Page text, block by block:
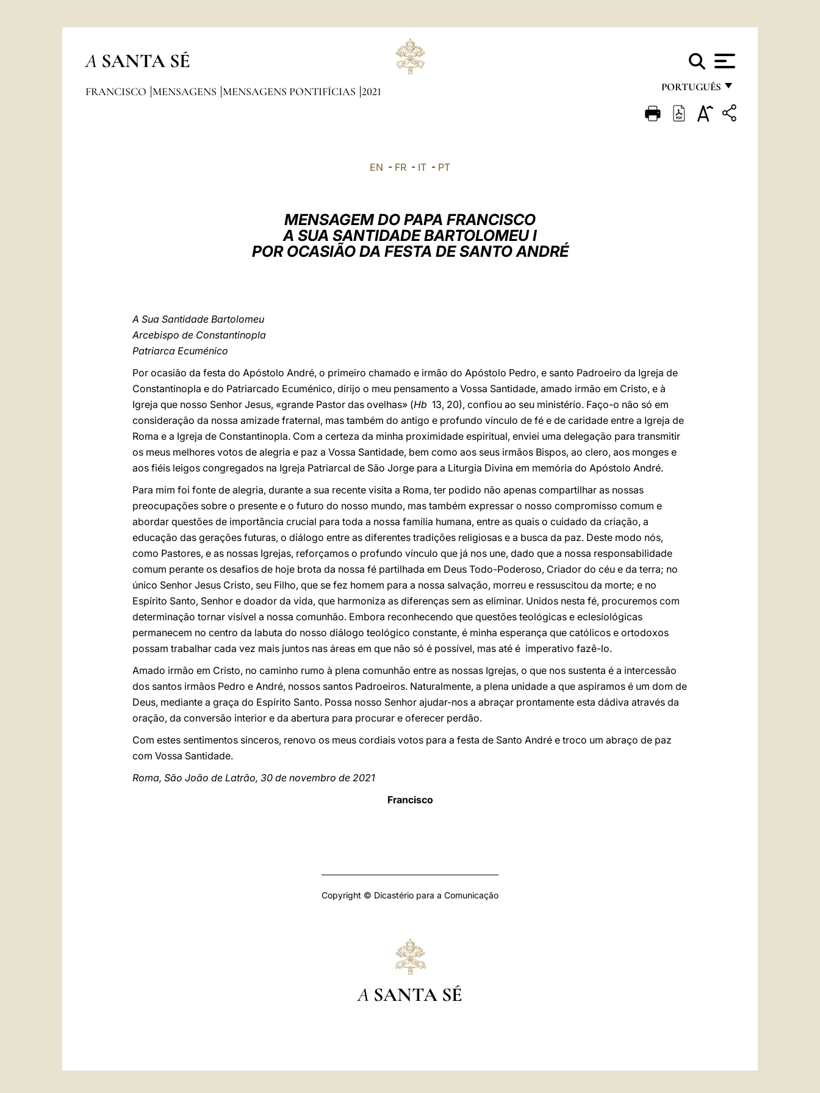
A SANTA SÉ
PORTUGUÊS
FRANÇAIS
FRANCISCO MENSAGENS MENSAGENS PONTIFÍCIAS 2021
EN - FR - IT - PT
MENSAGEM DO PAPA FRANCISCO
A SUA SANTIDADE BARTOLOMEU I
POR OCASIÃO DA FESTA DE SANTO ANDRÉ
A Sua Santidade Bartolomeu
Arcebispo de Constantinopla
Patriarca Ecuménico
Por ocasião da festa do Apóstolo André, o primeiro chamado e irmão do Apóstolo Pedro, e santo Padroeiro da Igreja de
Constantinopla e do Patriarcado Ecuménico, dirijo o meu pensamento a Vossa Santidade, amado irmão em Cristo, e à
Igreja que nosso Senhor Jesus, «grande Pastor das ovelhas» (Hb 13, 20), confiou ao seu ministério. Faço-o não só em
consideração da nossa amizade fraternal, mas também do antigo e profundo vínculo de fé e de caridade entre a Igreja de
Roma e a Igreja de Constantinopla. Com a certeza da minha proximidade espiritual, enviei uma delegação para transmitir
os meus melhores votos de alegria e paz a Vossa Santidade, bem como aos seus irmãos Bispos, ao clero, aos monges e
aos fiéis leigos congregados na Igreja Patriarcal de São Jorge para a Liturgia Divina em memória do Apóstolo André.
Para mim foi fonte de alegria, durante a sua recente visita a Roma, ter podido não apenas compartilhar as nossas
preocupações sobre o presente e o futuro do nosso mundo, mas também expressar o nosso compromisso comum e
abordar questões de importância crucial para toda a nossa família humana, entre as quais o cuidado da criação, a
educação das gerações futuras, o diálogo entre as diferentes tradições religiosas e a busca da paz. Deste modo nós,
como Pastores, e as nossas Igrejas, reforçamos o profundo vínculo que já nos une, dado que a nossa responsabilidade
comum perante os desafios de hoje brota da nossa fé partilhada em Deus Todo-Poderoso, Criador do céu e da terra; no
único Senhor Jesus Cristo, seu Filho, que se fez homem para a nossa salvação, morreu e ressuscitou da morte; e no
Espírito Santo, Senhor e doador da vida, que harmoniza as diferenças sem as eliminar. Unidos nesta fé, procuremos com
determinação tornar visível a nossa comunhão. Embora reconhecendo que questões teológicas e eclesiológicas
permanecem no centro da labuta do nosso diálogo teológico constante, é minha esperança que católicos e ortodoxos
possam trabalhar cada vez mais juntos nas áreas em que não só é possível, mas até é imperativo fazê-lo.
Amado irmão em Cristo, no caminho rumo à plena comunhão entre as nossas Igrejas, o que nos sustenta é a intercessão
dos santos irmãos Pedro e André, nossos santos Padroeiros. Naturalmente, a plena unidade a que aspiramos é um dom de
Deus, mediante a graça do Espírito Santo. Possa nosso Senhor ajudar-nos a abraçar prontamente esta dádiva através da
oração, da conversão interior e da abertura para procurar e oferecer perdão.
Com estes sentimentos sinceros, renovo os meus cordiais votos para a festa de Santo André e troco um abraço de paz
com Vossa Santidade.
Roma, São João de Latrão, 30 de novembro de 2021
Francisco
Copyright © Dicastério para a Comunicação
A SANTA SÉ